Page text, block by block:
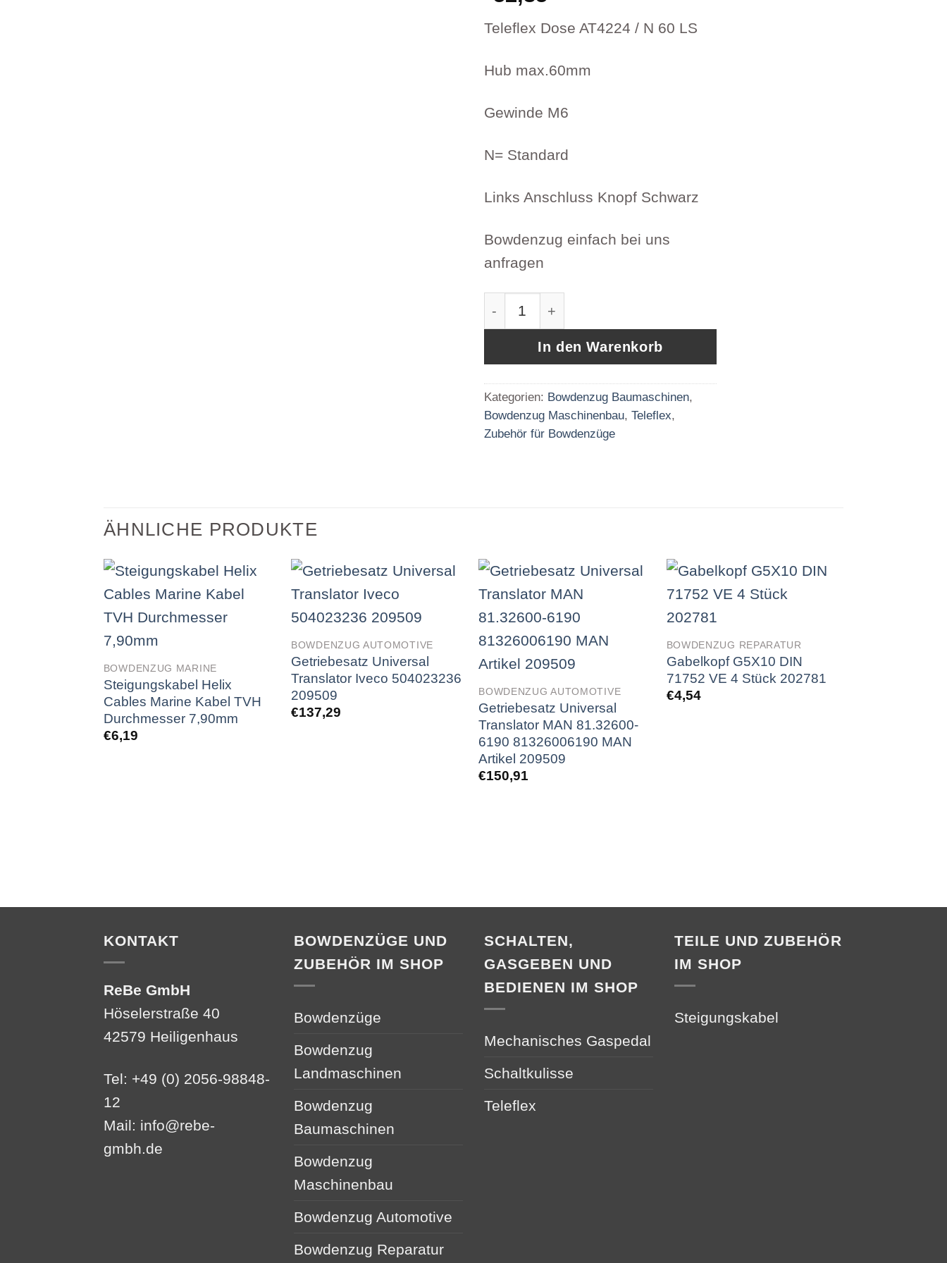
Teleflex Dose AT4224 / N 60 LS
Hub max.60mm
Gewinde M6
N= Standard
Links Anschluss Knopf Schwarz
Bowdenzug einfach bei uns
anfragen
Teleflex Dose AT4224 / N 60 LS Menge
In den Warenkorb
Kategorien: Bowdenzug Baumaschinen,
Bowdenzug Maschinenbau, Teleflex,
Zubehör für Bowdenzüge
ÄHNLICHE PRODUKTE
BOWDENZUG MARINE
Steigungskabel Helix
Cables Marine Kabel TVH
Durchmesser 7,90mm
€6,19
BOWDENZUG AUTOMOTIVE
Getriebesatz Universal
Translator Iveco 504023236
209509
€137,29
BOWDENZUG AUTOMOTIVE
Getriebesatz Universal
Translator MAN 81.32600-
6190 81326006190 MAN
Artikel 209509
€150,91
BOWDENZUG REPARATUR
Gabelkopf G5X10 DIN
71752 VE 4 Stück 202781
€4,54
KONTAKT
ReBe GmbH
Höselerstraße 40
42579 Heiligenhaus
Tel: +49 (0) 2056-98848-
12
Mail: info@rebe-
gmbh.de
BOWDENZÜGE UND
ZUBEHÖR IM SHOP
Bowdenzüge
Bowdenzug
Landmaschinen
Bowdenzug
Baumaschinen
Bowdenzug
Maschinenbau
Bowdenzug Automotive
Bowdenzug Reparatur
SCHALTEN,
GASGEBEN UND
BEDIENEN IM SHOP
Mechanisches Gaspedal
Schaltkulisse
Teleflex
TEILE UND ZUBEHÖR
IM SHOP
Steigungskabel